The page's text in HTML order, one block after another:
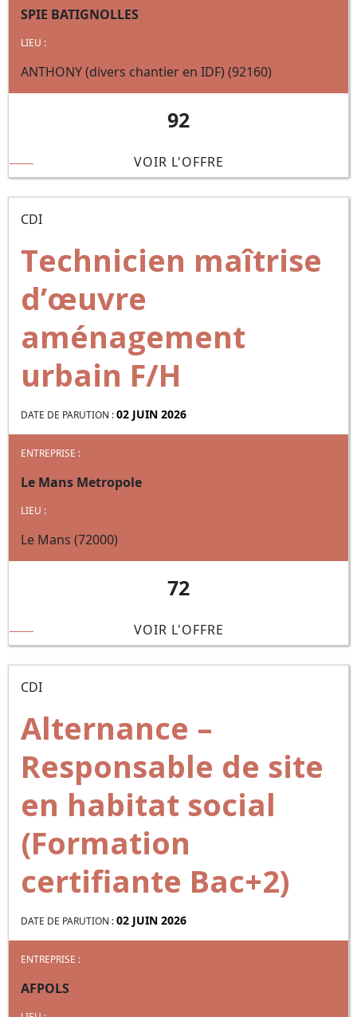
SPIE BATIGNOLLES
LIEU :
ANTHONY (divers chantier en IDF) (92160)
92
VOIR L'OFFRE
CDI
Technicien maîtrise
d’œuvre
aménagement
urbain F/H
DATE DE PARUTION :02 JUIN 2026
ENTREPRISE :
Le Mans Metropole
LIEU :
Le Mans (72000)
72
VOIR L'OFFRE
CDI
Alternance –
Responsable de site
en habitat social
(Formation
certifiante Bac+2)
DATE DE PARUTION :02 JUIN 2026
ENTREPRISE :
AFPOLS